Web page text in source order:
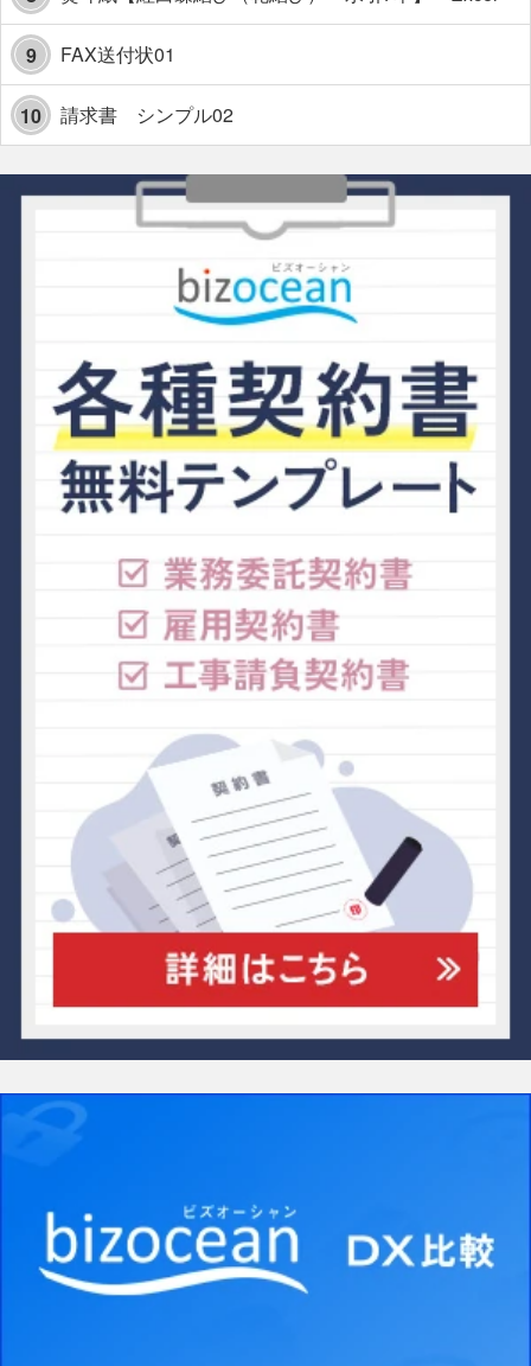
9 FAX送付状01
10 請求書 シンプル02